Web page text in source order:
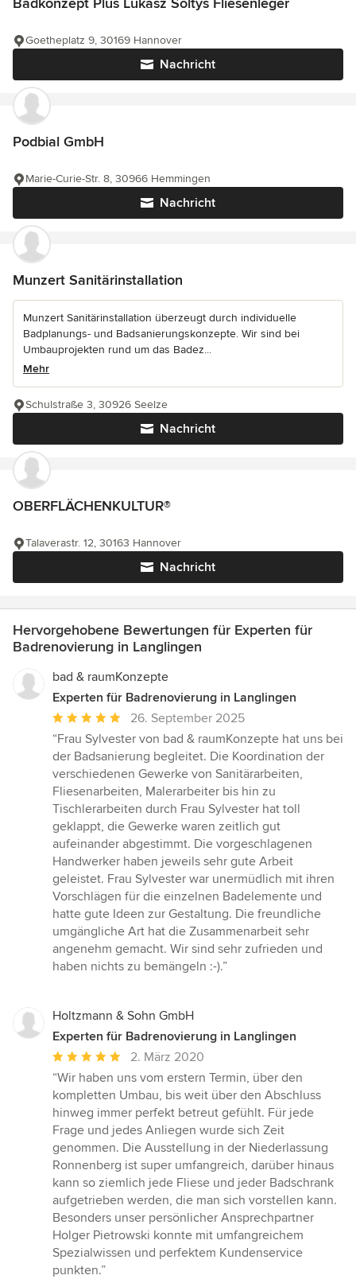
Nachricht
Goetheplatz 9, 30169 Hannover
Podbial GmbH
Nachricht
Marie-Curie-Str. 8, 30966 Hemmingen
Munzert Sanitärinstallation
Munzert Sanitärinstallation überzeugt durch individuelle
Badplanungs- und Badsanierungskonzepte. Wir sind bei
Umbauprojekten rund um das Badez...
Mehr
Nachricht
Schulstraße 3, 30926 Seelze
OBERFLÄCHENKULTUR®
Nachricht
Talaverastr. 12, 30163 Hannover
Hervorgehobene Bewertungen für Experten für
Badrenovierung in Langlingen
bad & raumKonzepte
Experten für Badrenovierung in Langlingen
Durchschnittliche
Bewertung:
5
von
5
Sternen
26. September 2025
“Frau Sylvester von bad & raumKonzepte hat uns bei
der Badsanierung begleitet. Die Koordination der
verschiedenen Gewerke von Sanitärarbeiten,
Fliesenarbeiten, Malerarbeiter bis hin zu
Tischlerarbeiten durch Frau Sylvester hat toll
geklappt, die Gewerke waren zeitlich gut
aufeinander abgestimmt. Die vorgeschlagenen
Handwerker haben jeweils sehr gute Arbeit
geleistet. Frau Sylvester war unermüdlich mit ihren
Vorschlägen für die einzelnen Badelemente und
hatte gute Ideen zur Gestaltung. Die freundliche
umgängliche Art hat die Zusammenarbeit sehr
angenehm gemacht. Wir sind sehr zufrieden und
haben nichts zu bemängeln :-).”
Holtzmann & Sohn GmbH
Experten für Badrenovierung in Langlingen
Durchschnittliche
Bewertung:
5
von
5
Sternen
2. März 2020
“Wir haben uns vom erstern Termin, über den
kompletten Umbau, bis weit über den Abschluss
hinweg immer perfekt betreut gefühlt. Für jede
Frage und jedes Anliegen wurde sich Zeit
genommen. Die Ausstellung in der Niederlassung
Ronnenberg ist super umfangreich, darüber hinaus
kann so ziemlich jede Fliese und jeder Badschrank
aufgetrieben werden, die man sich vorstellen kann.
Besonders unser persönlicher Ansprechpartner
Holger Pietrowski konnte mit umfangreichem
Spezialwissen und perfektem Kundenservice
punkten.”